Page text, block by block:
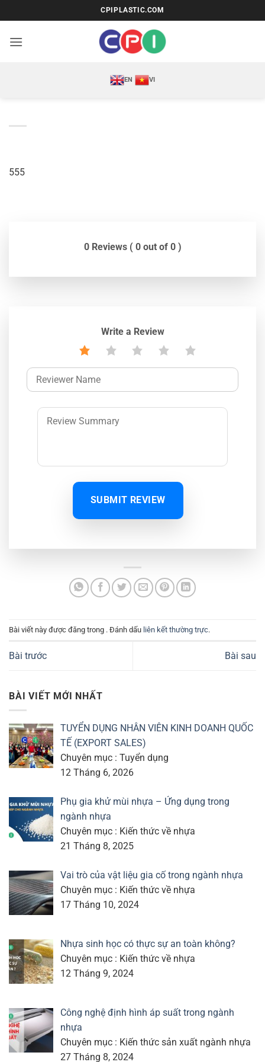
qua
nội
CPIPLASTIC.COM
EN VI
555
0 Reviews ( 0 out of 0 )
Write a Review
SUBMIT REVIEW
Bài viết này được đăng trong . Đánh dấu liên kết thường trực.
Bài trước Bài sau
BÀI VIẾT MỚI NHẤT
TUYỂN DỤNG NHÂN VIÊN KINH DOANH QUỐC
TẾ (EXPORT SALES)
Chuyên mục : Tuyển dụng
12 Tháng 6, 2026
Phụ gia khử mùi nhựa – Ứng dụng trong
ngành nhựa
Chuyên mục : Kiến thức về nhựa
21 Tháng 8, 2025
Vai trò của vật liệu gia cố trong ngành nhựa
Chuyên mục : Kiến thức về nhựa
17 Tháng 10, 2024
Nhựa sinh học có thực sự an toàn không?
Chuyên mục : Kiến thức về nhựa
12 Tháng 9, 2024
Công nghệ định hình áp suất trong ngành
nhựa
Chuyên mục : Kiến thức sản xuất ngành nhựa
27 Tháng 8, 2024